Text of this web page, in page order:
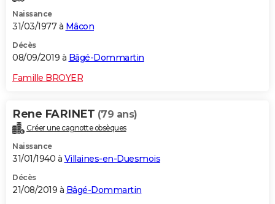
Naissance
31/03/1977 à Mâcon
Décès
08/09/2019 à Bâgé-Dommartin
Famille BROYER
Rene FARINET (79 ans)
Créer une cagnotte obsèques
Naissance
31/01/1940 à Villaines-en-Duesmois
Décès
21/08/2019 à Bâgé-Dommartin